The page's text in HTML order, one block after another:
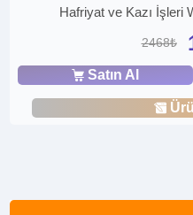
Hafriyat ve Kazı İşleri
2468₺
Satın Al